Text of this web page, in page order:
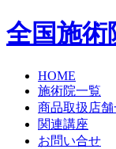
全国施術
HOME
施術院一覧
商品取扱店舗
関連講座
お問い合せ